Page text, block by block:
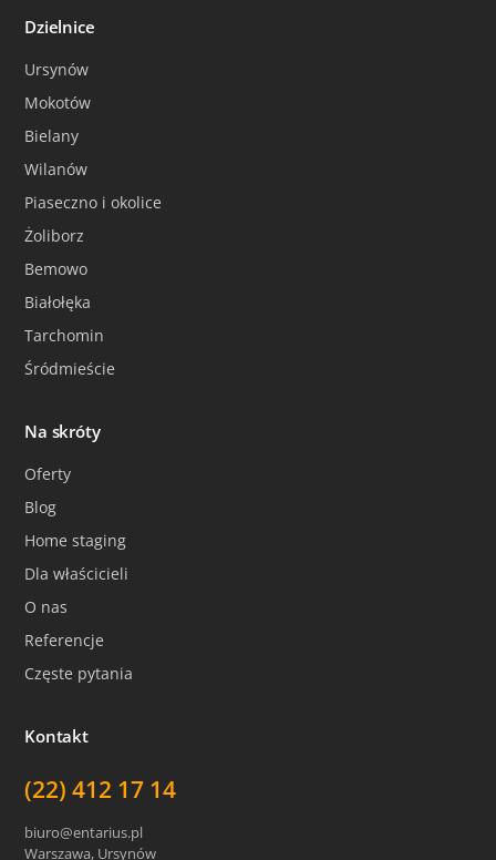
Dzielnice
Ursynów
Mokotów
Bielany
Wilanów
Piaseczno i okolice
Żoliborz
Bemowo
Białołęka
Tarchomin
Śródmieście
Na skróty
Oferty
Blog
Home staging
Dla właścicieli
O nas
Referencje
Częste pytania
Kontakt
(22) 412 17 14
biuro@entarius.pl
Warszawa, Ursynów